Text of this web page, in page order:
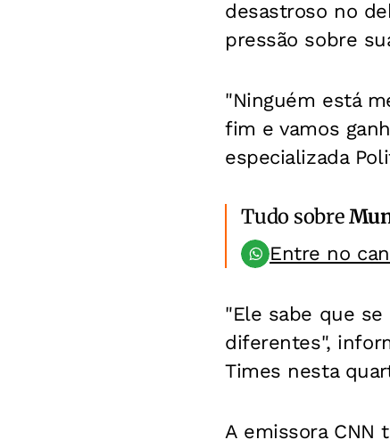
desastroso no
pressão sobre
"Ninguém está
fim e vamos
especializada
Tudo sobre
Entre no
"Ele sabe que
diferentes",
Times nesta
A emissora